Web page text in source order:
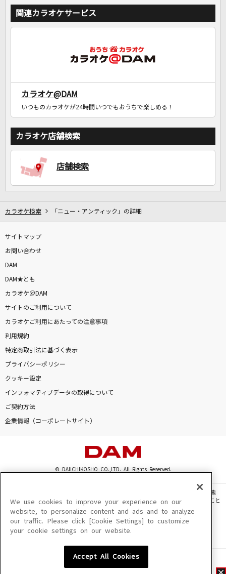
関連カラオケサービス
カラオケ@DAM
いつものカラオケが24時間いつでもおうちで楽しめる！
カラオケ店舗検索
店舗検索
カラオケ検索 「ニュー・アンティック」の詳細
サイトマップ
お問い合わせ
DAM
DAM★とも
カラオケ＠DAM
サイトのご利用について
カラオケご利用にあたっての注意事項
利用規約
特定商取引法に基づく表示
プライバシーポリシー
クッキー設定
インフォマティブデータの取得について
ご契約方法
企業情報（コーポレートサイト）
© DAIICHIKOSHO CO.,LTD. All Rights Reserved.
このサイトに掲載されている一切の文章・画像・写真・動画・音声等を、手段や形態
を問わず、著作権法の定める範囲を超えて無断で複製、転載、ファイル化などすること
を禁じます。
楽曲及びコンテンツは、機種によりご利用いただけない場合があります。
楽曲及びコンテンツの配信日、配信内容が変更になる場合があります。
We use cookies to improve your experience on our
website, to personalize content and ads and to analyze
our traffic. Please click [Cookie Settings] to customize
your cookie settings on our website.
Accept All Cookies